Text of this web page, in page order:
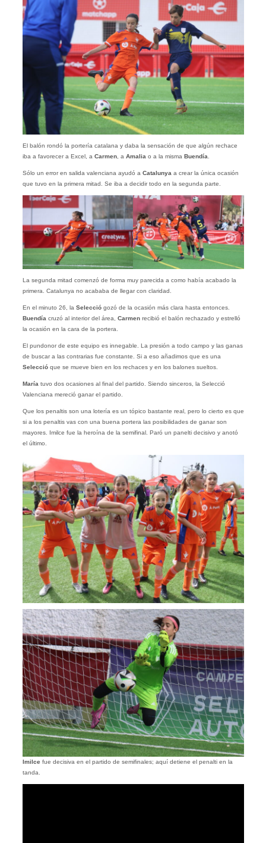
El balón rondó la portería catalana y daba la sensación de que algún rechace
iba a favorecer a Excel, a Carmen, a Amalia o a la misma Buendía
Sólo un error en salida valenciana ayudó a Catalunya a crear la única ocasión
que tuvo en la primera mitad. Se iba a decidir todo en la segunda parte.
La segunda mitad comenzó de forma muy parecida a como había acabado la
primera. Catalunya no acababa de llegar con claridad.
En el minuto 26, la Selecciógozó de la ocasión más clara hasta entonces.
Buendía cruzó al interior del área, Carmenrecibió el balón rechazado y estrelló
la ocasión en la cara de la portera.
El pundonor de este equipo es innegable. La presión a todo campo y las ganas
de buscar a las contrarias fue constante. Si a eso añadimos que es una
Seleccióque se mueve bien en los rechaces y en los balones sueltos.
María tuvo dos ocasiones al final del partido. Siendo sinceros, la Selecció
Valenciana mereció ganar el partido.
Que los penaltis son una lotería es un tópico bastante real, pero lo cierto es que
si a los penaltis vas con una buena portera las posibilidades de ganar son
mayores. Imilce fue la heroína de la semifinal. Paró un panelti decisivo y anotó
el último.
Imilcefue decisiva en el partido de semifinales; aquí detiene el penalti en la
tanda.